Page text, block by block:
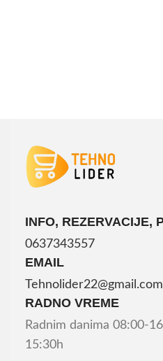
INFO, REZERVACIJE,
0637343557
EMAIL
Tehnolider22@gmail.com
RADNO VREME
Radnim danima 08:00-
15:30h